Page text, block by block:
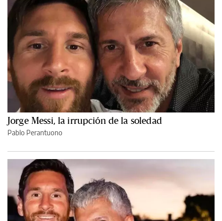
Jorge Messi, la irrupción de la soledad
Pablo Perantuono